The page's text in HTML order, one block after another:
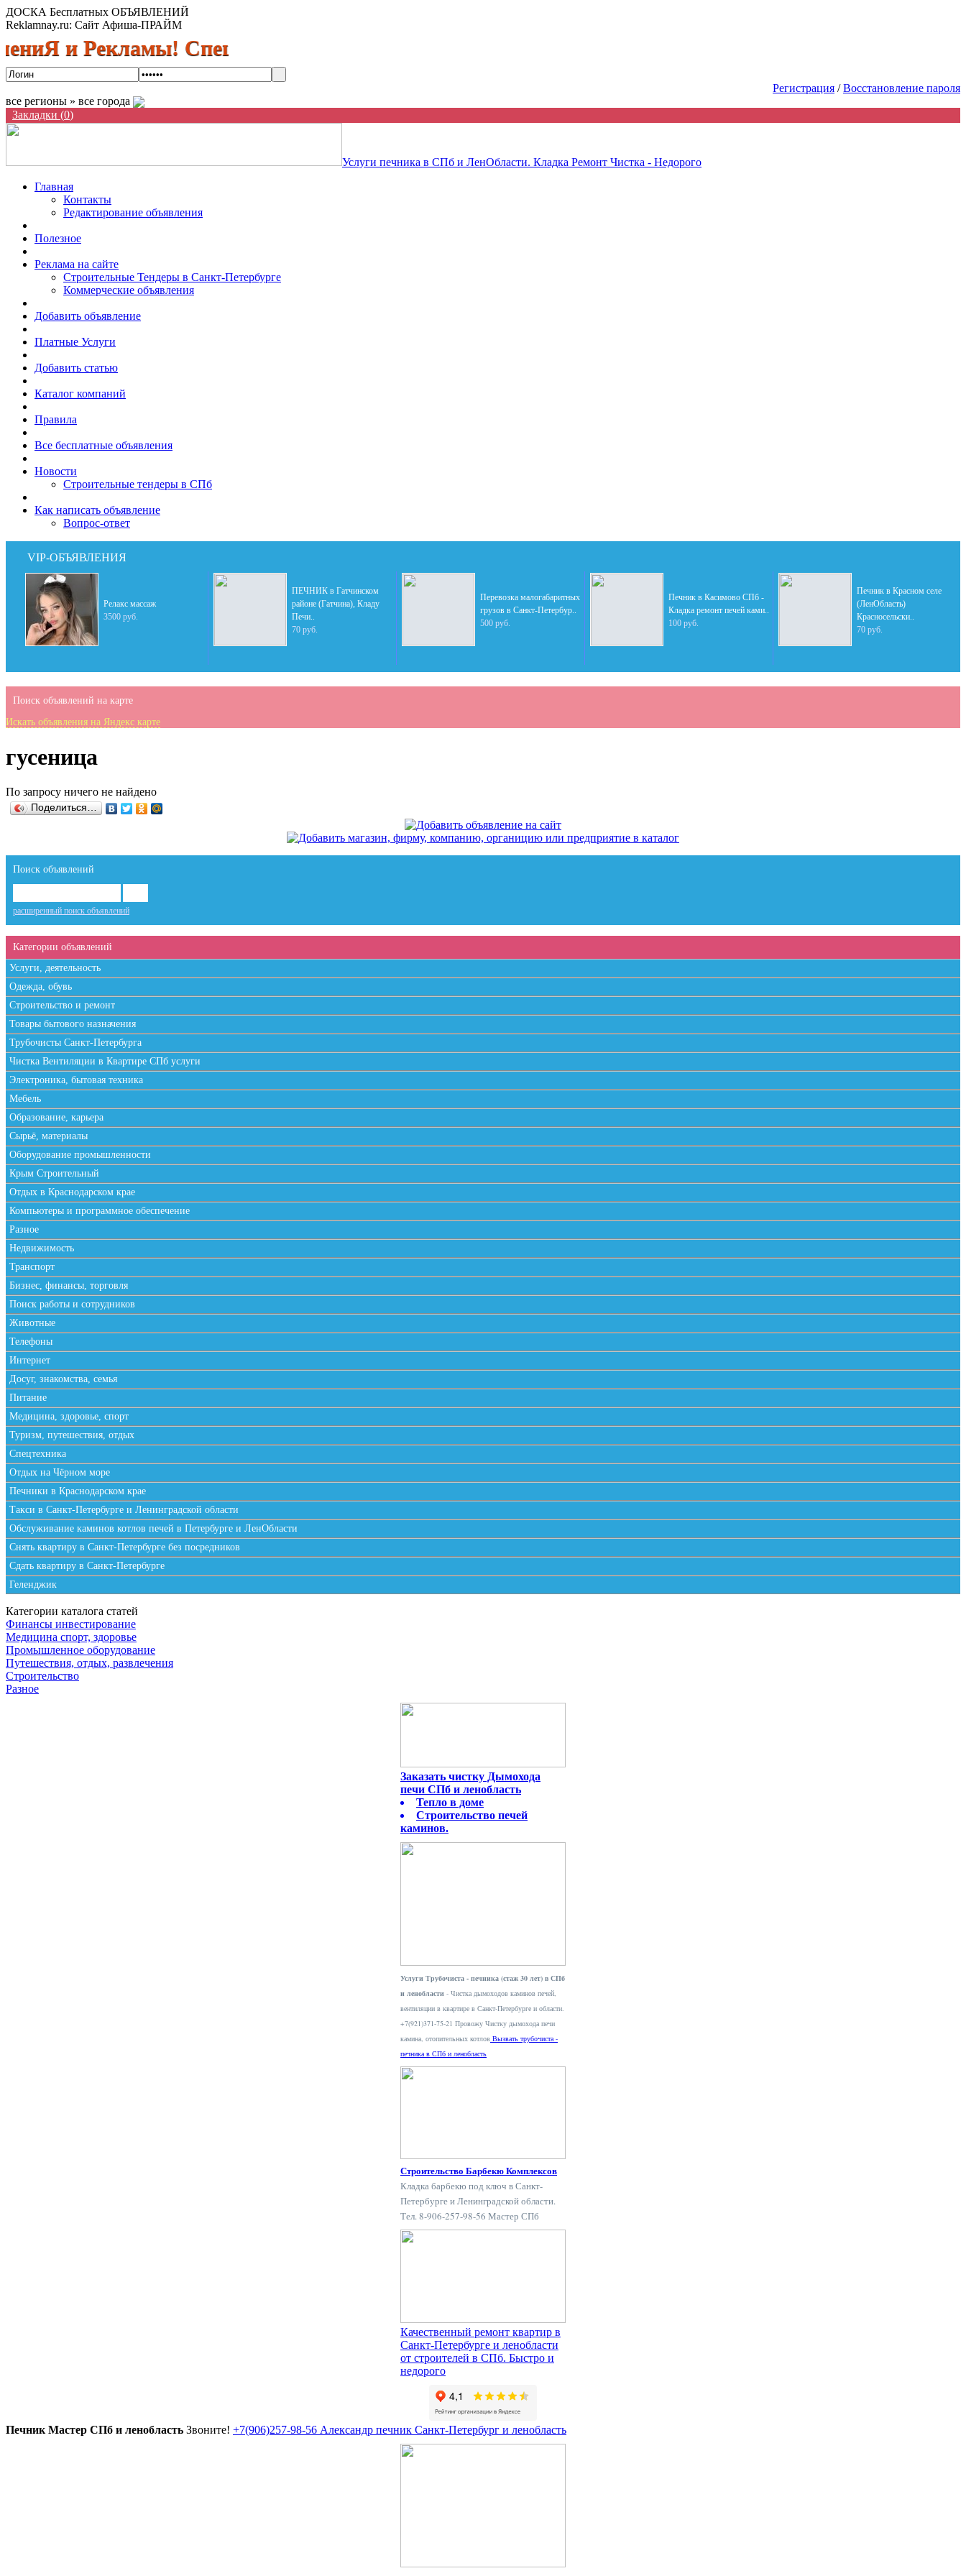
ДОСКА Бесплатных ОБЪЯВЛЕНИЙ
Reklamnay.ru: Сайт Афиша-ПРАЙМ
и Рекламы! Спешите разместить объявление бесплатно! Ты будешь первым! Акции Скидки!
Регистрация / Восстановление пароля
все регионы » все города
Закладки (0)
Услуги печника в СПб и ЛенОбласти. Кладка Ремонт Чистка - Недорого
Главная
Контакты
Редактирование объявления
Полезное
Реклама на сайте
Строительные Тендеры в Санкт-Петербурге
Коммерческие объявления
Добавить объявление
Платные Услуги
Добавить статью
Каталог компаний
Правила
Все бесплатные объявления
Новости
Строительные тендеры в СПб
Как написать объявление
Вопрос-ответ
VIP-ОБЪЯВЛЕНИЯ
Релакс массаж
3500 руб.
ПЕЧНИК в Гатчинском
районе (Гатчина), Кладу
Печи..
70 руб.
Перевозка малогабаритных
грузов в Санкт-Петербур..
500 руб.
Печник в Касимово СПб -
Кладка ремонт печей ками..
100 руб.
Печник в Красном селе
(ЛенОбласть)
Красносельски..
70 руб.
Поиск объявлений на карте
Искать объявления на Яндекс карте
гусеница
По запросу ничего не найдено
Поделиться…
Поиск объявлений
расширенный поиск объявлений
Категории объявлений
Услуги, деятельность
Одежда, обувь
Строительство и ремонт
Товары бытового назначения
Трубочисты Санкт-Петербурга
Чистка Вентиляции в Квартире СПб услуги
Электроника, бытовая техника
Мебель
Образование, карьера
Сырьё, материалы
Оборудование промышленности
Крым Строительный
Отдых в Краснодарском крае
Компьютеры и программное обеспечение
Разное
Недвижимость
Транспорт
Бизнес, финансы, торговля
Поиск работы и сотрудников
Животные
Телефоны
Интернет
Досуг, знакомства, семья
Питание
Медицина, здоровье, спорт
Туризм, путешествия, отдых
Спецтехника
Отдых на Чёрном море
Печники в Краснодарском крае
Такси в Санкт-Петербурге и Ленинградской области
Обслуживание каминов котлов печей в Петербурге и ЛенОбласти
Снять квартиру в Санкт-Петербурге без посредников
Сдать квартиру в Санкт-Петербурге
Геленджик
Категории каталога статей
Финансы инвестирование
Медицина спорт, здоровье
Промышленное оборудование
Путешествия, отдых, развлечения
Строительство
Разное
Заказать чистку Дымохода
печи СПб и ленобласть
Тепло в доме
Строительство печей
каминов.
Услуги Трубочиста - печника (стаж 30 лет) в СПб
и ленобласти - Чистка дымоходов каминов печей,
вентиляции в квартире в Санкт-Петербурге и области.
+7(921)371-75-21 Провожу Чистку дымохода печи
камина, отопительных котлов Вызвать трубочиста -
печника в СПб и ленобласть
Строительство Барбекю Комплексов
Кладка барбекю под ключ в Санкт-
Петербурге и Ленинградской области.
Тел. 8-906-257-98-56 Мастер СПб
Качественный ремонт квартир в
Санкт-Петербурге и ленобласти
от строителей в СПб. Быстро и
недорого
Печник Мастер СПб и ленобласть Звоните! +7(906)257-98-56 Александр печник Санкт-Петербург и ленобласть